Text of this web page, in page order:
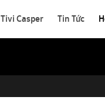
Tivi Casper Tin Tức